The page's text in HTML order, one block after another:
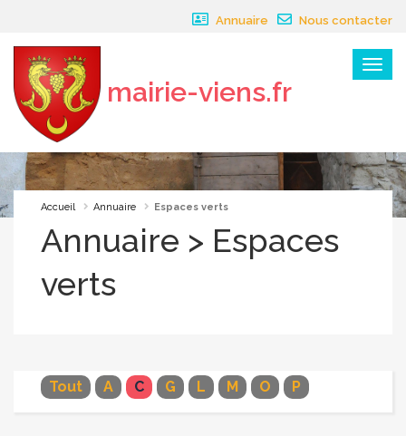
Annuaire Nous contacter
Menu
mairie-viens.fr
×
Accueil Annuaire Espaces verts
Annuaire > Espaces
verts
Tout A C G L M O P
Panneau de gestion des cookies